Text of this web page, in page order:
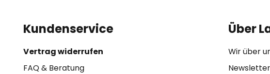
Kundenservice
Vertrag widerrufen
FAQ & Beratung
Über
Wir über
Newsletter